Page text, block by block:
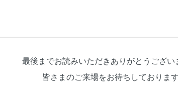
最後までお読みいただきありがとうござい
皆さまのご来場をお待ちしております